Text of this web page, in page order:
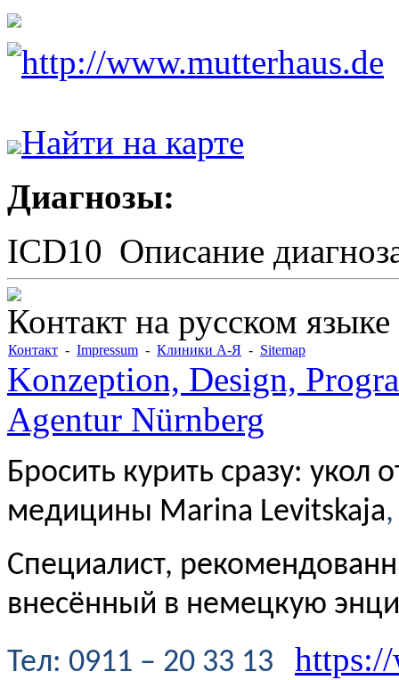
http://www.mutterhaus.de
Найти на карте
Диагнозы:
ICD10 Описание
Контакт на русском
Контакт - Impressum - Клиники А-Я - Sitemap
Konzeption, Design,
Agentur Nürnberg
Бросить курить сразу: укол
медицины Marina Levitskaja,
Специалист,
внесённый в немецкую
Teл: 0911 – 20 33 13